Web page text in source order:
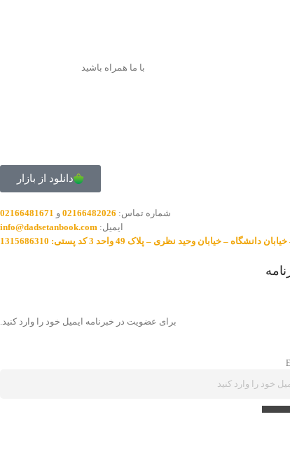
با ما همراه باشید
دانلود از بازار
شماره تماس: 02166482026 و 02166481671
ایمیل: info@dadsetanbook.com
– خیابان وحید نظری – پلاک 49 واحد 3 کد پستی: 1315686310
برای عضویت در خبرنامه ایمیل خود را وارد کنید.